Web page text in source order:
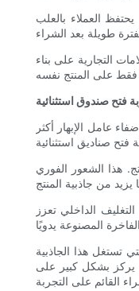
العملاء بالعلب
التجارية على بناء
فتح صندوق استثنائية
عامل الإبهار أكثر
هذا الشعور الفوري
الداخلي تعزز
تستغل هذا الجاذبية
يركز بشكل كبير على